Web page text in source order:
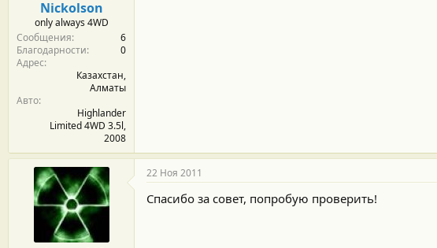
Nickolson
only always 4WD
Сообщения
6
Благодарности
0
Адрес
Казахстан,
Алматы
Авто
Highlander
Limited 4WD 3.5l,
2008
22 Ноя 2011
Спасибо за совет, попробую проверить!